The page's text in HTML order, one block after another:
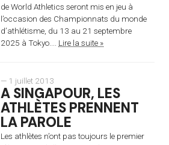
de World Athletics seront mis en jeu à
l’occasion des Championnats du monde
d’athlétisme, du 13 au 21 septembre
2025 à Tokyo.... Lire la suite »
— 1 juillet 2013
A SINGAPOUR, LES
ATHLÈTES PRENNENT
LA PAROLE
Les athlètes n’ont pas toujours le premier